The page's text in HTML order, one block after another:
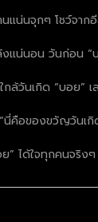
แน่นจุกๆ โชว์จ
น่นอน วันก่อน “
ล้วันเกิด “บอย”
คือของขวัญวันเกิ
” ได้ใจทุกคนจริงๆ